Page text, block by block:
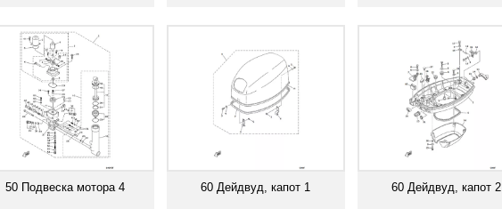
50 Подвеска мотора 4 60 Дейдвуд, капот 1 60 Дейдвуд, капот 2